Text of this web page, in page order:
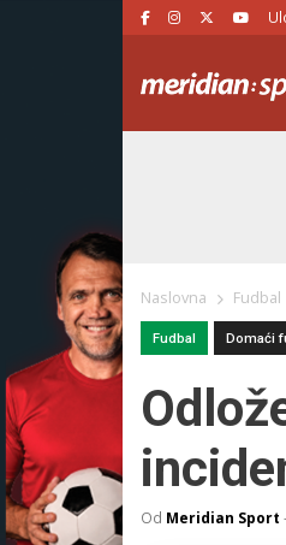
Naslovna Fudbal
Fudbal Domaći
Od Meridian Sport